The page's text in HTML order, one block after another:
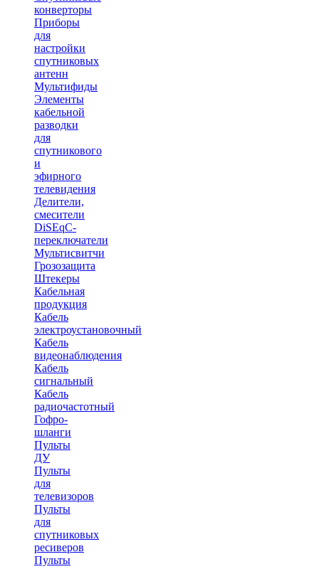
конверторы
Приборы
для
настройки
спутниковых
антенн
Мультифиды
Элементы
кабельной
разводки
для
спутникового
и
эфирного
телевидения
Делители,
смесители
DiSEqC-
переключатели
Мультисвитчи
Грозозащита
Штекеры
Кабельная
продукция
Кабель
электроустановочный
Кабель
видеонаблюдения
Кабель
сигнальный
Кабель
радиочастотный
Гофро-
шланги
Пульты
ДУ
Пульты
для
телевизоров
Пульты
для
спутниковых
ресиверов
Пульты